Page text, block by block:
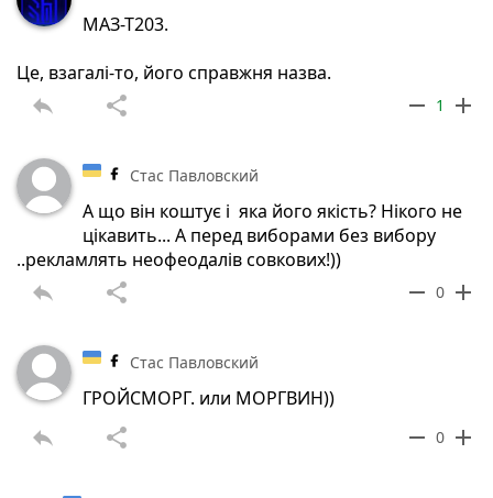
МАЗ-Т203.
Це, взагалі-то, його справжня назва.
reply share remove 1 add
Стас Павловский
А що він коштує і яка його якість? Нікого не
цікавить... А перед виборами без вибору
..рекламлять неофеодалів совкових!))
reply share remove 0 add
Стас Павловский
ГРОЙСМОРГ. или МОРГВИН))
reply share remove 0 add